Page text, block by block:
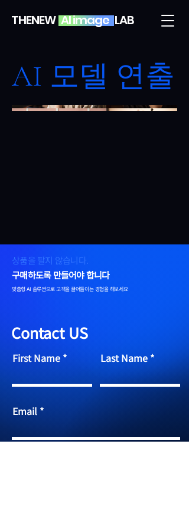
THENEW AI image LAB
AI 모델 연출
상품을 팔지 않습니다.
구매하도록 만들어야 합니다
맞춤형 AI 솔루션으로 고객을 끌어들이는 경험을 해보세요
Contact US
First Name Last Name
Email